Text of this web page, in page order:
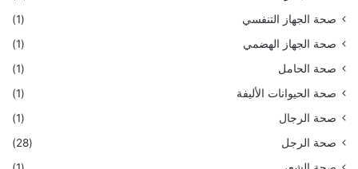
صحة الجهاز التنفسي
(1)
صحة الجهاز الهضمي
(1)
صحة الحامل
(1)
صحة الحيوانات الأليفة
(1)
صحة الرجال
(1)
صحة الرجل
(28)